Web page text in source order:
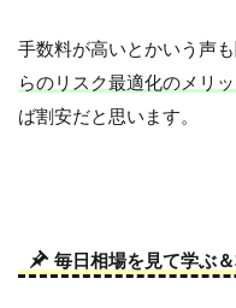
手数料が高いとかいう声も
らのリスク最適化のメリ
ば割安だと思います。
毎日相場を見て学ぶ